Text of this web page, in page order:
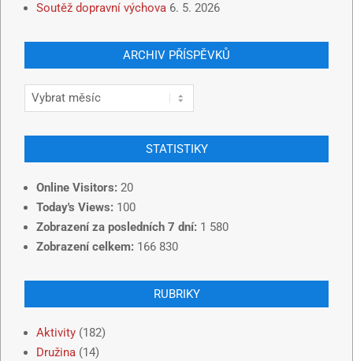
Soutěž dopravní výchova 6. 5. 2026
ARCHIV PŘÍSPĚVKŮ
STATISTIKY
Online Visitors: 20
Today's Views: 100
Zobrazení za posledních 7 dní: 1 580
Zobrazení celkem: 166 830
RUBRIKY
Aktivity (182)
Družina (14)